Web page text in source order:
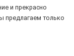
и прекрасно
предлагаем только